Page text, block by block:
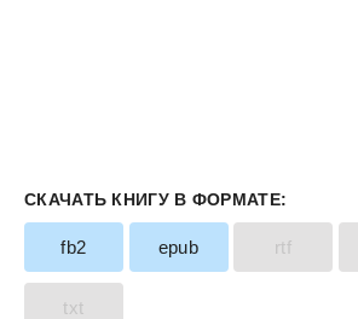
СКАЧАТЬ КНИГУ В ФОРМАТЕ:
fb2 epub rtf
txt